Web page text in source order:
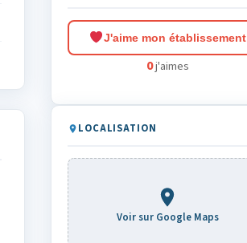
J'aime mon établissement
0j'aimes
LOCALISATION
Voir sur Google Maps